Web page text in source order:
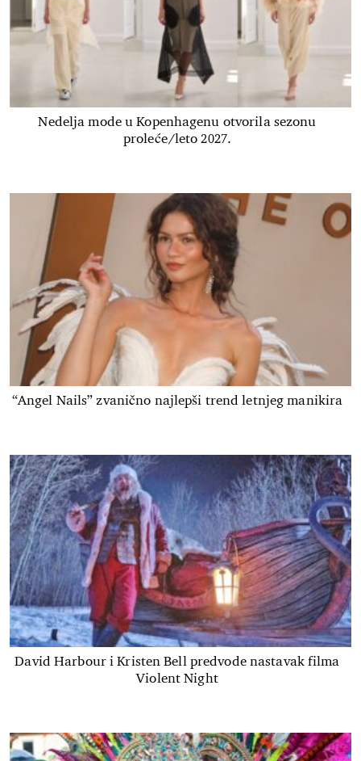
Nedelja mode u Kopenhagenu otvorila sezonu
proleće/leto 2027.
“Angel Nails” zvanično najlepši trend letnjeg manikira
David Harbour i Kristen Bell predvode nastavak filma
Violent Night